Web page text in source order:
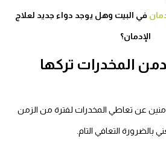
في البيت وهل يوجد دواء جديد لعلاج
الإدمان؟
المخدرات تركها
عن تعاطي المخدرات لفترة من الزمن
بالضرورة التعافي التام.